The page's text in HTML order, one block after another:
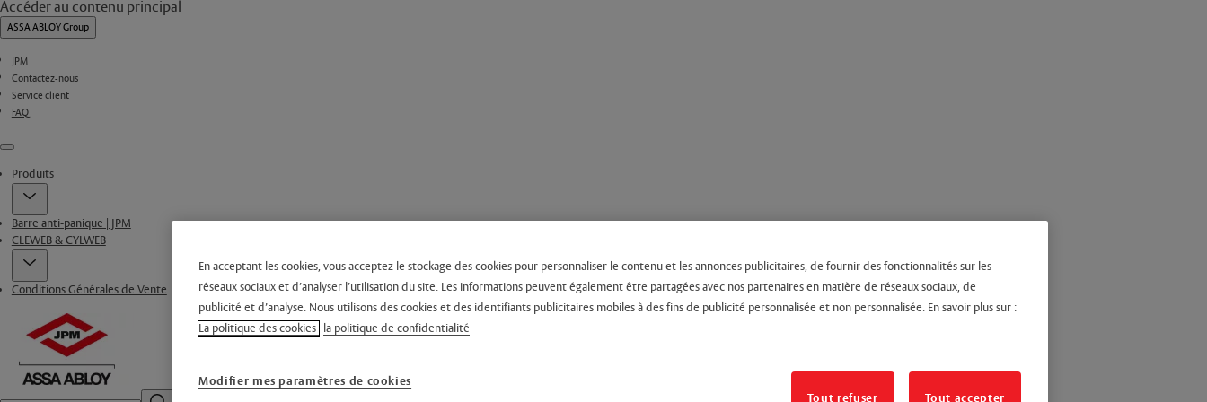
Accéder au contenu principal
ASSA ABLOY Group
JPM
Contactez-nous
Service client
FAQ
Menu
Produits
Barre anti-panique | JPM
CLEWEB & CYLWEB
Conditions Générales de Vente
En acceptant les cookies, vous acceptez le stockage des cookies pour personnaliser le contenu et les annonces publicitaires, de fournir des fonctionnalités sur les
réseaux sociaux et d’analyser l’utilisation du site. Les informations peuvent également être partagées avec nos partenaires en matière de réseaux sociaux, de
publicité et d’analyse. Nous utilisons des cookies et des identifiants publicitaires mobiles à des fins de publicité personnalisée et non personnalisée. En savoir plus sur :
La politique des cookies la politique de confidentialité
Modifier mes paramètres de cookies
Tout refuser
Tout accepter